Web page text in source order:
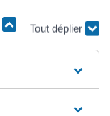
Tout déplier